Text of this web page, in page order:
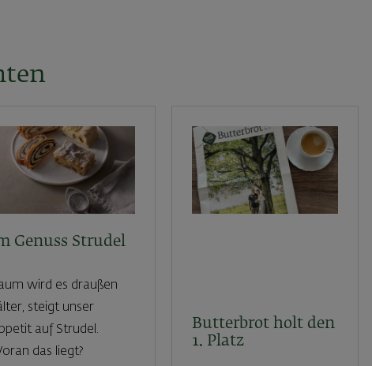
Genuss Strudel
wird es draußen
steigt unser
auf Strudel.
das liegt?
Butterbrot holt den
1. Platz